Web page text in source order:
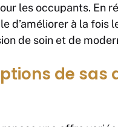
les occupants. En
d’améliorer à la fois
de soin et de
de sas